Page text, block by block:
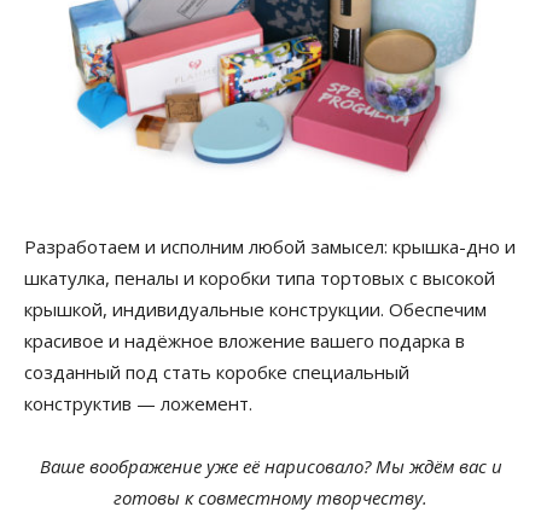
Разработаем и исполним любой замысел: крышка-дно и
шкатулка, пеналы и коробки типа тортовых с высокой
крышкой, индивидуальные конструкции. Обеспечим
красивое и надёжное вложение вашего подарка в
созданный под стать коробке специальный
конструктив — ложемент.
Ваше воображение уже её нарисовало? Мы ждём вас и
готовы к совместному творчеству.